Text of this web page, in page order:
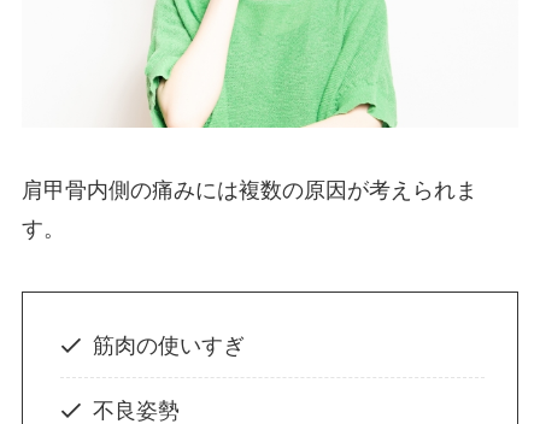
肩甲骨内側の痛みには複数の原因が考えられま
す。
筋肉の使いすぎ
不良姿勢